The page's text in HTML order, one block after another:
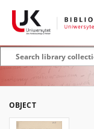
OBJECT